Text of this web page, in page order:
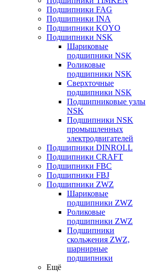
Подшипники FAG
Подшипники INA
Подшипники KOYO
Подшипники NSK
Шариковые
подшипники NSK
Роликовые
подшипники NSK
Сверхточные
подшипники NSK
Подшипниковые узлы
NSK
Подшипники NSK
промышленных
электродвигателей
Подшипники DINROLL
Подшипники CRAFT
Подшипники FBC
Подшипники FBJ
Подшипники ZWZ
Шариковые
подшипники ZWZ
Роликовые
подшипники ZWZ
Подшипники
скольжения ZWZ,
шарнирные
подшипники
Ещё